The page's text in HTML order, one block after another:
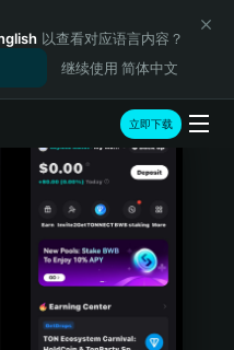
以查看对应语言内容？
继续使用 简体中文
立即下载